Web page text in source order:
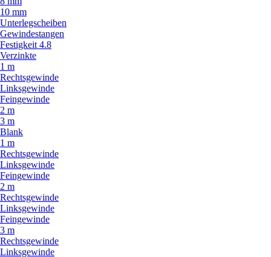
10 mm
Unterlegscheiben
Gewindestangen
Festigkeit 4.8
Verzinkte
1 m
Rechtsgewinde
Linksgewinde
Feingewinde
2 m
3 m
Blank
1 m
Rechtsgewinde
Linksgewinde
Feingewinde
2 m
Rechtsgewinde
Linksgewinde
Feingewinde
3 m
Rechtsgewinde
Linksgewinde